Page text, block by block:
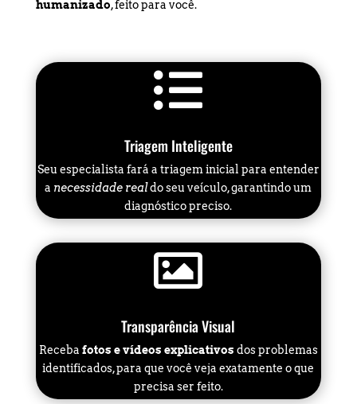
humanizado, feito para você.

Triagem Inteligente
Seu especialista fará a triagem inicial para entender
a necessidade realdo seu veículo, garantindo um
diagnóstico preciso.

Transparência Visual
Receba fotos e vídeos explicativos dos problemas
identificados, para que você veja exatamente o que
precisa ser feito.